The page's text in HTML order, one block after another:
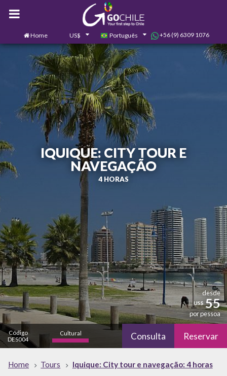
Home US$ Português +56 (9) 6309 1076
Contate-nos
IQUIQUE: CITY TOUR E
NAVEGAÇÃO
4 HORAS
desde
US$ 55
por pessoa
Código
DES004
Cultural
alto
Consulta Reservar
Home Tours Iquique: City tour e navegação: 4 horas